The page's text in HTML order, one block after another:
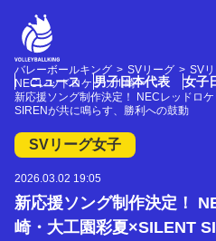
ニュース 男子日本代表 女子
バレーボールキング SVリーグ
SV
NECレッドロケッツ川崎
新応援ソング制作決定！ NECレッドロ
SIRENが共に鳴らす、勝利への鼓動
SVリーグ女子
2026.03.02 19:05
新応援ソング制作決定！
崎・大工園彩夏×SILENT